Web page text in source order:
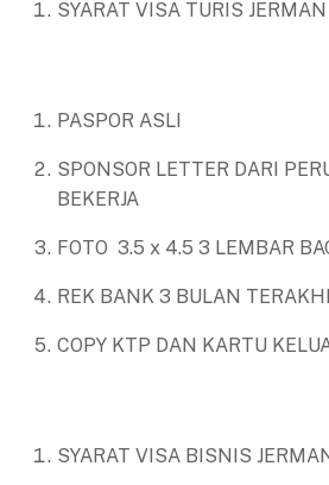
SYARAT VISA TURIS JERMAN
PASPOR ASLI
SPONSOR LETTER DARI
BEKERJA
FOTO 3.5 x 4.5 3 LEMBAR
REK BANK 3 BULAN
COPY KTP DAN KARTU
SYARAT VISA BISNIS